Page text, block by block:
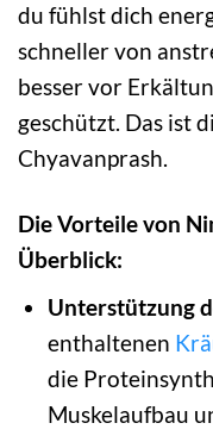
du fühlst dich
schneller von
besser vor
geschützt. Das ist
Chyavanprash.
Die Vorteile von
Überblick:
Unterstützung
enthaltenen
die
Muskelaufbau